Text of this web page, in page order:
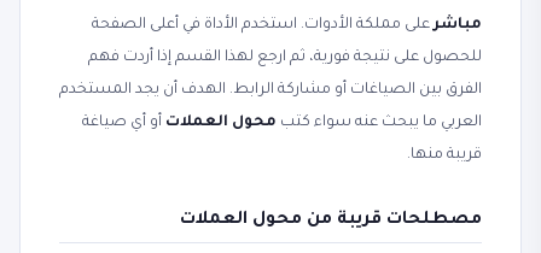
مباشرعلى مملكة الأدوات. استخدم الأداة في أعلى الصفحة
للحصول على نتيجة فورية، ثم ارجع لهذا القسم إذا أردت فهم
الفرق بين الصياغات أو مشاركة الرابط. الهدف أن يجد المستخدم
العربي ما يبحث عنه سواء كتب محول العملات أو أي صياغة
قريبة منها.
مصطلحات قريبة من محول العملات